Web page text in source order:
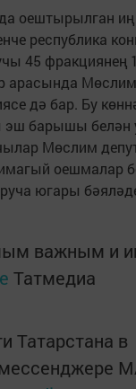
оештырылган
республика
45 фракциянең
арасында
дә бар. Бу
эш барышы белән
Мөслим
оешмалар
югары
важным и
Татмедиа
Татарстана в